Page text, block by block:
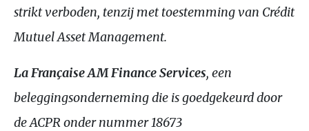
strikt verboden, tenzij met toestemming van Crédit
Mutuel Asset Management.
La FrançaiseAMFinance Services, een
beleggingsonderneming die is goedgekeurd door
deACPR onder nummer 18673